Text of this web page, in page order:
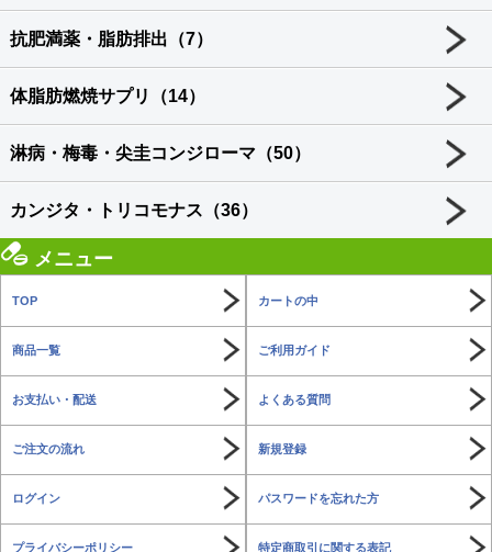
抗肥満薬・脂肪排出（7）
体脂肪燃焼サプリ（14）
淋病・梅毒・尖圭コンジローマ（50）
カンジタ・トリコモナス（36）
メニュー
TOP カートの中
商品一覧 ご利用ガイド
お支払い・配送 よくある質問
ご注文の流れ 新規登録
ログイン パスワードを忘れた方
プライバシーポリシー 特定商取引に関する表記